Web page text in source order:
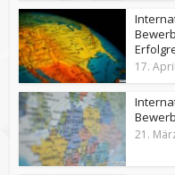
17.
21.